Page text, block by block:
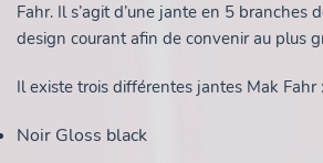
Fahr. Il s’agit d’une jante en 5 branches
design courant afin de convenir au plus
Il existe trois différentes jantes Mak Fahr :
Noir Gloss black